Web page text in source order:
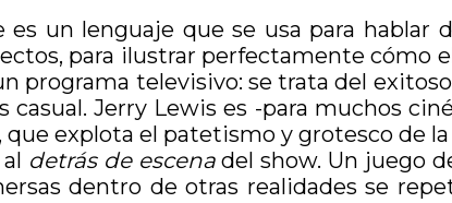
es un lenguaje que se usa para hablar
para ilustrar perfectamente cómo
programa televisivo: se trata del
casual. Jerry Lewis es -para muchos
explota el patetismo y grotesco de
detrás de escenadel show. Un juego
dentro de otras realidades se